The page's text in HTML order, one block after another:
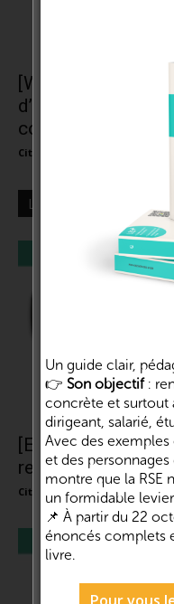
[Webinaire]
d’expérience |
conception
Cité de la RSE et de l'impact
[Emission]#18 :
responsable |
Cité de la RSE et de l'impact
Un guide clair,
👉 Son objectif:
concrète et surtout
dirigeant, salarié,
Avec des
et des
montre que la RSE
un formidable
📌 À partir du 22
énoncés complets
livre.